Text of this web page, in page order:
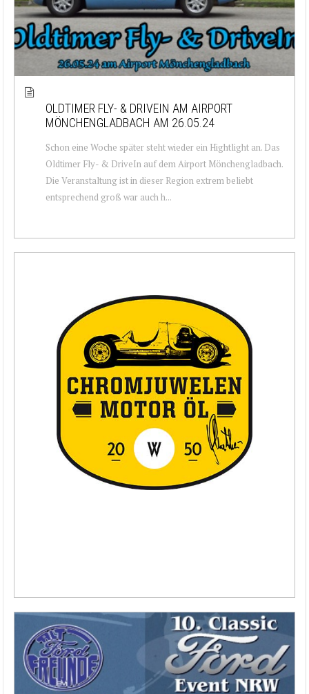
OLDTIMER FLY- & DRIVEIN AM AIRPORT
MÖNCHENGLADBACH AM 26.05.24
Schon eine Woche später steht wieder ein Hightlight an. Das
Oldtimer Fly- & DriveIn auf dem Airport Mönchengladbach.
Die Veranstaltung ist in dieser Region extrem beliebt
entsprechend groß war auch h...